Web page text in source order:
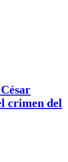
crimen del